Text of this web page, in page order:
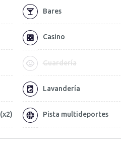
Bares
Casino
Guardería
Lavandería
(x2) Pista multideportes